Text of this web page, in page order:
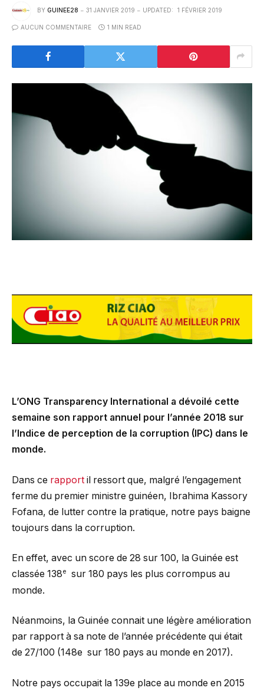
BY GUINEE28 31 JANVIER 2019 UPDATED: 1 FÉVRIER 2019
AUCUN COMMENTAIRE 1 MIN READ
L’ONG Transparency International a dévoilé cette
semaine son rapport annuel pour l’année 2018 sur
l’Indice de perception de la corruption (IPC) dans le
monde.
Dans ce rapport il ressort que, malgré l’engagement
ferme du premier ministre guinéen, Ibrahima Kassory
Fofana, de lutter contre la pratique, notre pays baigne
toujours dans la corruption.
En effet, avec un score de 28 sur 100, la Guinée est
classée 138e
sur 180 pays les plus corrompus au
monde.
Néanmoins, la Guinée connait une légère amélioration
par rapport à sa note de l’année précédente qui était
de 27/100 (148e sur 180 pays au monde en 2017).
Notre pays occupait la 139e place au monde en 2015